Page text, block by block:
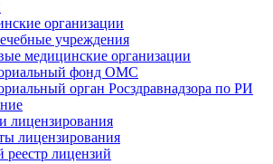
организации
учреждения
медицинские организации
фонд ОМС
орган Росздравнадзора по РИ
лицензирования
лицензирования
лицензий